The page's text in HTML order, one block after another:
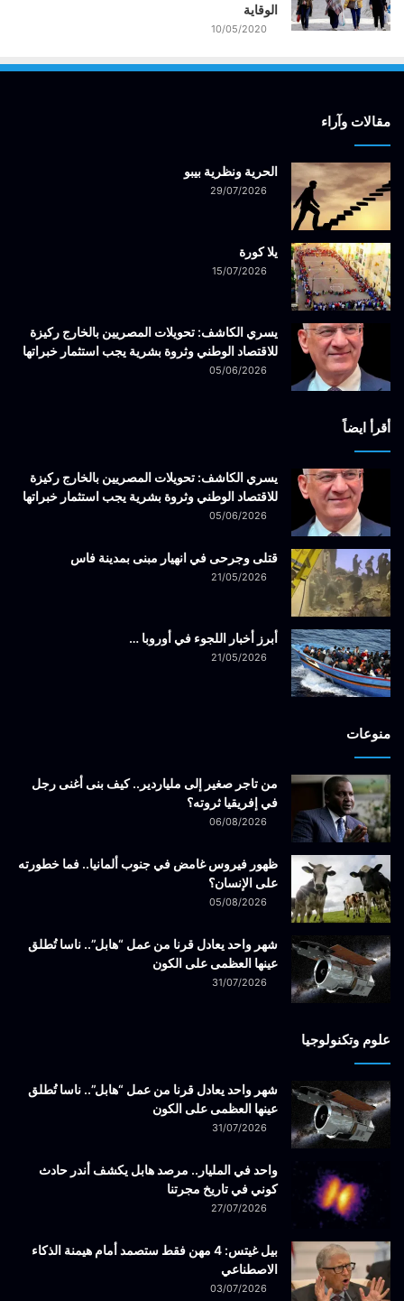
الوقاية
10/05/2020
مقالات وآراء
الحرية ونظرية بيبو
29/07/2026
يلا كورة
15/07/2026
يسري الكاشف: تحويلات المصريين بالخارج ركيزة
للاقتصاد الوطني وثروة بشرية يجب استثمار خبراتها
05/06/2026
أقرأ ايضاً
يسري الكاشف: تحويلات المصريين بالخارج ركيزة
للاقتصاد الوطني وثروة بشرية يجب استثمار خبراتها
05/06/2026
قتلى وجرحى في انهيار مبنى بمدينة فاس
21/05/2026
أبرز أخبار اللجوء في أوروبا …
21/05/2026
منوعات
من تاجر صغير إلى ملياردير.. كيف بنى أغنى رجل
في إفريقيا ثروته؟
06/08/2026
ظهور فيروس غامض في جنوب ألمانيا.. فما خطورته
على الإنسان؟
05/08/2026
شهر واحد يعادل قرنا من عمل “هابل”.. ناسا تُطلق
عينها العظمى على الكون
31/07/2026
علوم وتكنولوجيا
شهر واحد يعادل قرنا من عمل “هابل”.. ناسا تُطلق
عينها العظمى على الكون
31/07/2026
واحد في المليار.. مرصد هابل يكشف أندر حادث
كوني في تاريخ مجرتنا
27/07/2026
بيل غيتس: 4 مهن فقط ستصمد أمام هيمنة الذكاء
الاصطناعي
03/07/2026